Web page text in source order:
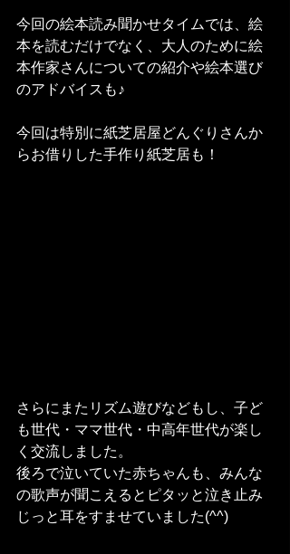
今回の絵本読み聞かせタイムでは、絵
本を読むだけでなく、大人のために絵
本作家さんについての紹介や絵本選び
のアドバイスも♪
今回は特別に紙芝居屋どんぐりさんか
らお借りした手作り紙芝居も！
さらにまたリズム遊びなどもし、子ど
も世代・ママ世代・中高年世代が楽し
く交流しました。
後ろで泣いていた赤ちゃんも、みんな
の歌声が聞こえるとピタッと泣き止み
じっと耳をすませていました(^^)